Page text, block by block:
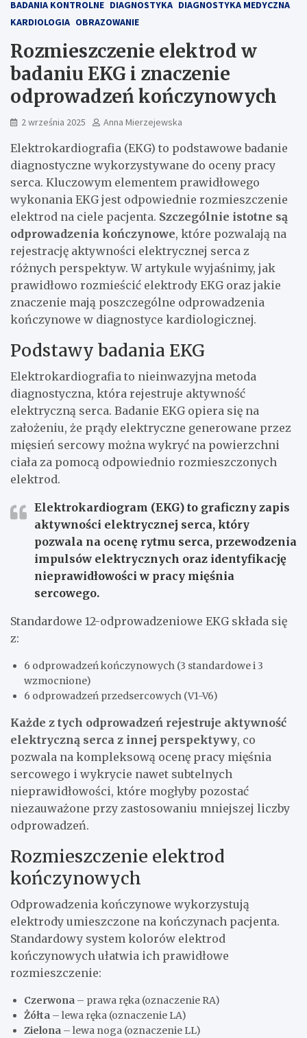
BADANIA KONTROLNE DIAGNOSTYKA DIAGNOSTYKA MEDYCZNA
KARDIOLOGIA OBRAZOWANIE
Rozmieszczenie elektrod w
badaniu EKG i znaczenie
odprowadzeń kończynowych
2 września 2025 Anna Mierzejewska
Elektrokardiografia (EKG) to podstawowe badanie
diagnostyczne wykorzystywane do oceny pracy
serca. Kluczowym elementem prawidłowego
wykonania EKG jest odpowiednie rozmieszczenie
elektrod na ciele pacjenta. Szczególnie istotne są
odprowadzenia kończynowe, które pozwalają na
rejestrację aktywności elektrycznej serca z
różnych perspektyw. W artykule wyjaśnimy, jak
prawidłowo rozmieścić elektrody EKG oraz jakie
znaczenie mają poszczególne odprowadzenia
kończynowe w diagnostyce kardiologicznej.
Podstawy badania EKG
Elektrokardiografia to nieinwazyjna metoda
diagnostyczna, która rejestruje aktywność
elektryczną serca. Badanie EKG opiera się na
założeniu, że prądy elektryczne generowane przez
mięsień sercowy można wykryć na powierzchni
ciała za pomocą odpowiednio rozmieszczonych
elektrod.
Elektrokardiogram (EKG) to graficzny zapis
aktywności elektrycznej serca, który
pozwala na ocenę rytmu serca, przewodzenia
impulsów elektrycznych oraz identyfikację
nieprawidłowości w pracy mięśnia
sercowego.
Standardowe 12-odprowadzeniowe EKG składa się
z:
6 odprowadzeń kończynowych (3 standardowe i 3
wzmocnione)
6 odprowadzeń przedsercowych (V1-V6)
Każde z tych odprowadzeń rejestruje aktywność
elektryczną serca z innej perspektywy, co
pozwala na kompleksową ocenę pracy mięśnia
sercowego i wykrycie nawet subtelnych
nieprawidłowości, które mogłyby pozostać
niezauważone przy zastosowaniu mniejszej liczby
odprowadzeń.
Rozmieszczenie elektrod
kończynowych
Odprowadzenia kończynowe wykorzystują
elektrody umieszczone na kończynach pacjenta.
Standardowy system kolorów elektrod
kończynowych ułatwia ich prawidłowe
rozmieszczenie:
Czerwona – prawa ręka (oznaczenie RA)
Żółta – lewa ręka (oznaczenie LA)
Zielona – lewa noga (oznaczenie LL)